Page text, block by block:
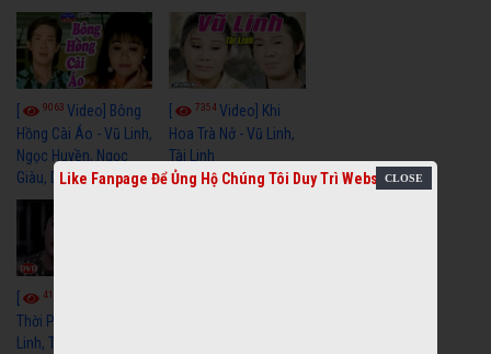
9063 Video] Bông
Hồng Cài Áo - Vũ Linh,
Ngọc Huyền, Ngọc
Giàu, Diệp Lang
7354Video] Khi
Hoa Trà Nở - Vũ Linh,
Tài Linh
4111
Thời Phóng Đãng - Vũ
Linh, Tài Linh, Chí Linh
Like Fanpage Để Ủng Hộ Chúng Tôi Duy Trì Website